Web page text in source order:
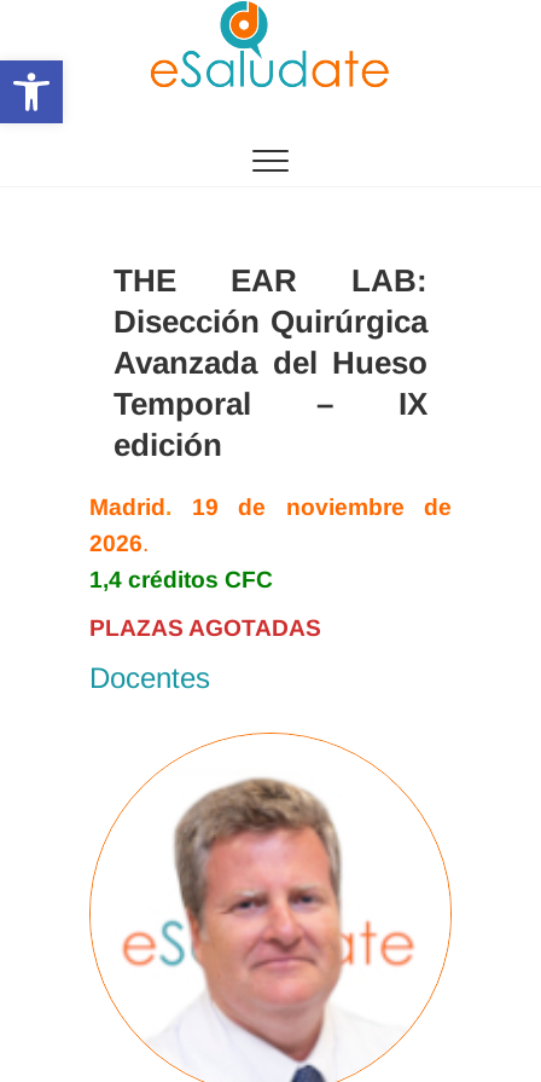
Abrir barra de herramientas
contenido
THE EAR LAB:
Disección Quirúrgica
Avanzada del Hueso
Temporal – IX
edición
Madrid . 19 de noviembre de
2026.
1,4 créditos CFC
PLAZAS AGOTADAS
Docentes